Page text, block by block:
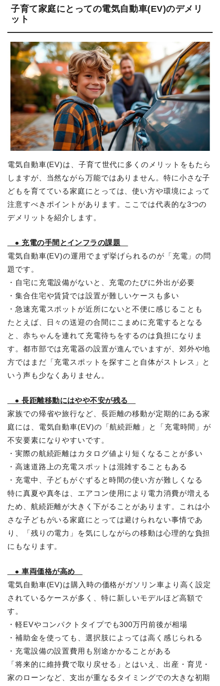
子育て家庭にとっての電気自動車(EV)のデメリ
ット
電気自動車(EV)は、子育て世代に多くのメリットをもたら
しますが、当然ながら万能ではありません。特に小さな子
どもを育てている家庭にとっては、使い方や環境によって
注意すべきポイントがあります。ここでは代表的な3つの
デメリットを紹介します。
● 充電の手間とインフラの課題
電気自動車(EV)の運用でまず挙げられるのが「充電」の問
題です。
・自宅に充電設備がないと、充電のたびに外出が必要
・集合住宅や賃貸では設置が難しいケースも多い
・急速充電スポットが近所にないと不便に感じることも
たとえば、日々の送迎の合間にこまめに充電するとなる
と、赤ちゃんを連れて充電待ちをするのは負担になりま
す。都市部では充電器の設置が進んでいますが、郊外や地
方ではまだ「充電スポットを探すこと自体がストレス」と
いう声も少なくありません。
● 長距離移動にはやや不安が残る
家族での帰省や旅行など、長距離の移動が定期的にある家
庭には、電気自動車(EV)の「航続距離」と「充電時間」が
不安要素になりやすいです。
・実際の航続距離はカタログ値より短くなることが多い
・高速道路上の充電スポットは混雑することもある
・充電中、子どもがぐずると時間の使い方が難しくなる
特に真夏や真冬は、エアコン使用により電力消費が増える
ため、航続距離が大きく下がることがあります。これは小
さな子どもがいる家庭にとっては避けられない事情であ
り、「残りの電力」を気にしながらの移動は心理的な負担
にもなります。
● 車両価格が高め
電気自動車(EV)は購入時の価格がガソリン車より高く設定
されているケースが多く、特に新しいモデルほど高額で
す。
・軽EVやコンパクトタイプでも300万円前後が相場
・補助金を使っても、選択肢によっては高く感じられる
・充電設備の設置費用も別途かかることがある
「将来的に維持費で取り戻せる」とはいえ、出産・育児・
家のローンなど、支出が重なるタイミングでの大きな初期